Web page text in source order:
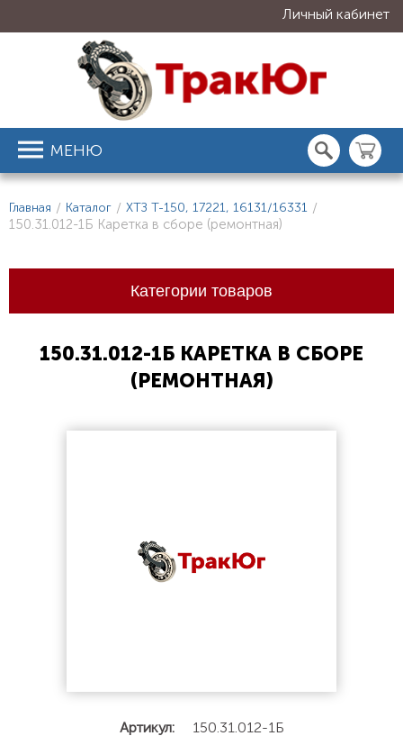
Личный кабинет
МЕНЮ
Главная / Каталог / ХТЗ Т-150, 17221, 16131/16331 /
150.31.012-1Б Каретка в сборе (ремонтная)
Категории товаров
150.31.012-1Б КАРЕТКА В СБОРЕ
(РЕМОНТНАЯ)
Артикул: 150.31.012-1Б